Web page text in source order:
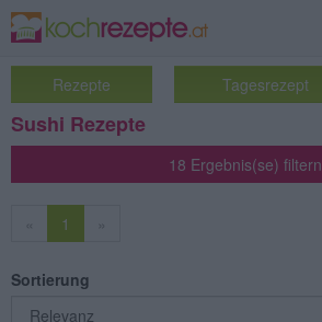
Rezepte Tagesrezept
Sushi Rezepte
18 Ergebnis(se) filtern
1
Sortierung